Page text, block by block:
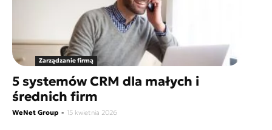
Zarządzanie firmą
5 systemów CRM dla małych i
średnich firm
WeNet Group - 15 kwietnia 2026